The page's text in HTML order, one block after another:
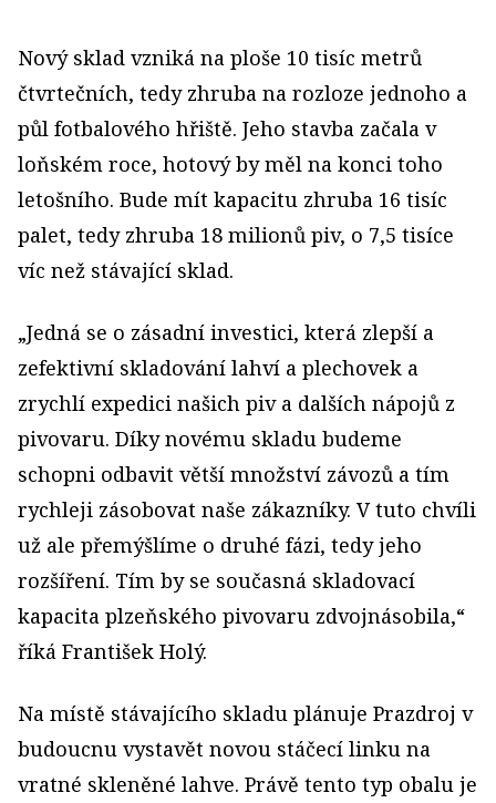
Nový sklad vzniká na ploše 10 tisíc metrů
čtvrtečních, tedy zhruba na rozloze jednoho a
půl fotbalového hřiště. Jeho stavba začala v
loňském roce, hotový by měl na konci toho
letošního. Bude mít kapacitu zhruba 16 tisíc
palet, tedy zhruba 18 milionů piv, o 7,5 tisíce
víc než stávající sklad.
„Jedná se o zásadní investici, která zlepší a
zefektivní skladování lahví a plechovek a
zrychlí expedici našich piv a dalších nápojů z
pivovaru. Díky novému skladu budeme
schopni odbavit větší množství závozů a tím
rychleji zásobovat naše zákazníky. V tuto chvíli
už ale přemýšlíme o druhé fázi, tedy jeho
rozšíření. Tím by se současná skladovací
kapacita plzeňského pivovaru zdvojnásobila,“
říká František Holý.
Na místě stávajícího skladu plánuje Prazdroj v
budoucnu vystavět novou stáčecí linku na
vratné skleněné lahve. Právě tento typ obalu je